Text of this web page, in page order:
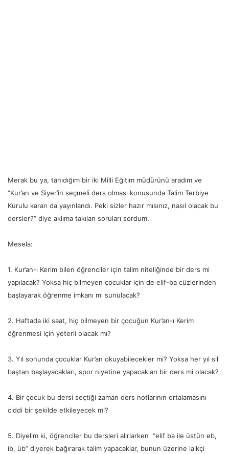
Merak bu ya, tanıdığım bir iki Milli Eğitim müdürünü aradım ve
“Kur’an ve Siyer’in seçmeli ders olması konusunda Talim Terbiye
Kurulu kararı da yayınlandı. Peki sizler hazır mısınız, nasıl olacak bu
dersler?” diye aklıma takılan soruları sordum.
Mesela:
1. Kur’an-ı Kerim bilen öğrenciler için talim niteliğinde bir ders mi
yapılacak? Yoksa hiç bilmeyen çocuklar için de elif-ba cüzlerinden
başlayarak öğrenme imkanı mı sunulacak?
2. Haftada iki saat, hiç bilmeyen bir çocuğun Kur’an-ı Kerim
öğrenmesi için yeterli olacak mı?
3. Yıl sonunda çocuklar Kur’an okuyabilecekler mi? Yoksa her yıl sil
baştan başlayacakları, spor niyetine yapacakları bir ders mi olacak?
4. Bir çocuk bu dersi seçtiği zaman ders notlarının ortalamasını
ciddi bir şekilde etkileyecek mi?
5. Diyelim ki, öğrenciler bu dersleri alırlarken “elif ba ile üstün eb,
ib, üb” diyerek bağırarak talim yapacaklar, bunun üzerine laikçi